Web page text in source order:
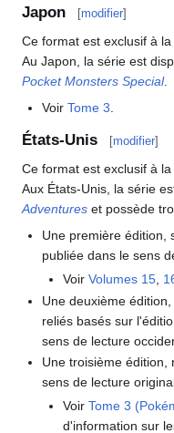
Japon [modifier]
Ce format est exclusif à la
Au Japon, la série est
Pocket Monsters Special.
VoirTome 3
États-Unis [modifier]
Ce format est exclusif à la
Aux États-Unis, la série
Adventures et possède
Une première édition,
publiée dans le sens
Voir Volumes 15,
Une deuxième
reliés basés sur
sens de lecture
Une troisième édition,
sens de lecture
Voir Tome 3
d'information sur